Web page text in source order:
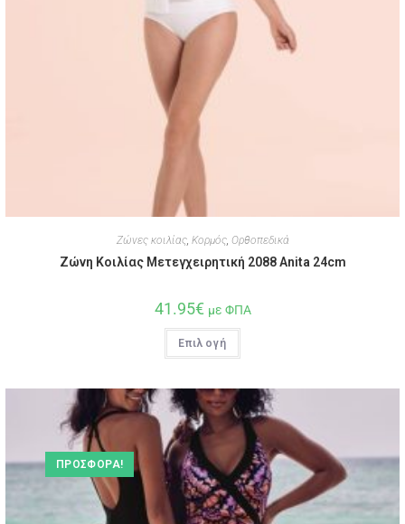
Ζώνες κοιλίας, Κορμός, Ορθοπεδικά
Ζώνη Κοιλίας Μετεγχειρητική 2088 Anita 24cm
41.95€ με ΦΠΑ
Επιλογή
ΠΡΟΣΦΟΡΆ!